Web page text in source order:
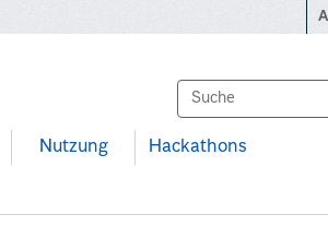
Nutzung Hackathons